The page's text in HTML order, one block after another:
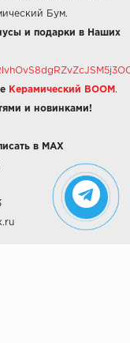
Бум.
и подарки в Наших
Керамический BOOM .
и новинками!
в MAX